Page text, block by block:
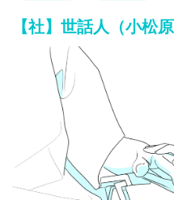
【社】世話人（小松原